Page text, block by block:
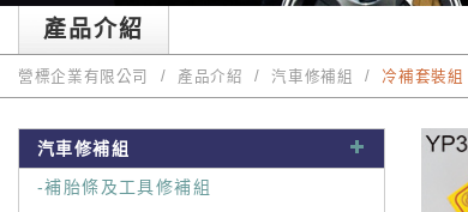
產品介紹
營標企業有限公司 產品介紹 汽車修補組 冷補套裝組
汽車修補組
-補胎條及工具修補組